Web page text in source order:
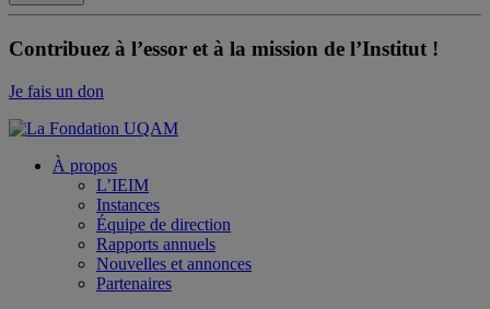
Contribuez à l’essor et à la mission de l’Institut !
Je fais un don
À propos
L’IEIM
Instances
Équipe de direction
Rapports annuels
Nouvelles et annonces
Partenaires